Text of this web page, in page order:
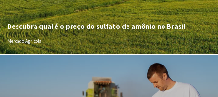
Descubra qual é o preço do sulfato de amônio no Brasil
Mercado Agrícola